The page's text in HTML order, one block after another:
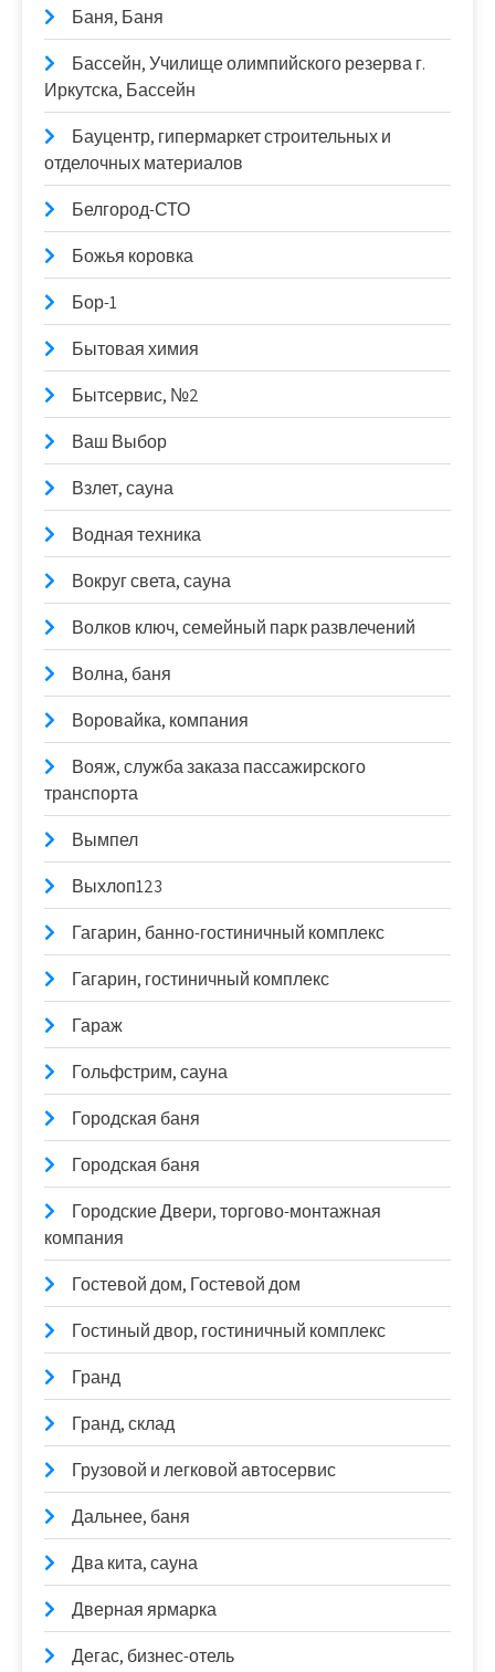
Баня, Баня
Бассейн, Училище олимпийского резерва г.
Иркутска, Бассейн
Бауцентр, гипермаркет строительных и
отделочных материалов
Белгород-СТО
Божья коровка
Бор-1
Бытовая химия
Бытсервис, №2
Ваш Выбор
Взлет, сауна
Водная техника
Вокруг света, сауна
Волков ключ, семейный парк развлечений
Волна, баня
Воровайка, компания
Вояж, служба заказа пассажирского
транспорта
Вымпел
Выхлоп123
Гагарин, банно-гостиничный комплекс
Гагарин, гостиничный комплекс
Гараж
Гольфстрим, сауна
Городская баня
Городская баня
Городские Двери, торгово-монтажная
компания
Гостевой дом, Гостевой дом
Гостиный двор, гостиничный комплекс
Гранд
Гранд, склад
Грузовой и легковой автосервис
Дальнее, баня
Два кита, сауна
Дверная ярмарка
Дегас, бизнес-отель